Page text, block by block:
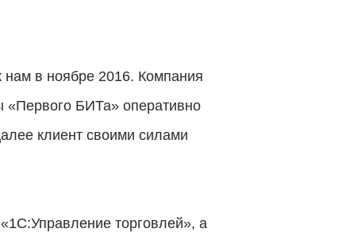
нам в ноябре 2016. Компания
«Первого БИТа» оперативно
клиент своими силами
торговлей», а